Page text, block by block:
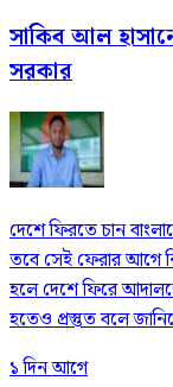
সাকিব আল
সরকার
দেশে ফিরতে চান
তবে সেই ফেরার আগে
হলে দেশে ফিরে
হতেও প্রস্তুত বলে
১ দিন আগে